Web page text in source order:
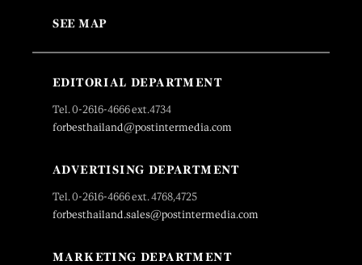
SEE MAP
EDITORIAL DEPARTMENT
Tel. 0-2616-4666 ext.4734
forbesthailand@postintermedia.com
ADVERTISING DEPARTMENT
Tel. 0-2616-4666 ext. 4768,4725
forbesthailand.sales@postintermedia.com
MARKETING DEPARTMENT